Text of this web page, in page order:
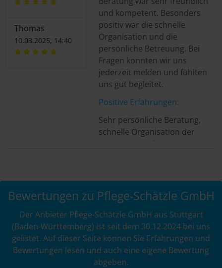
Thomas
10.03.2025, 14:40
und kompetent. Besonders
positiv war die schnelle
Organisation und die
persönliche Betreuung. Bei
Fragen konnten wir uns
jederzeit melden und fühlten
uns gut begleitet.
Positive Erfahrungen:
Sehr persönliche Beratung,
schnelle Organisation der
Betreuung und transparente
fühlten uns gut unterstützt.
Negative Erfahrungen:
Bisher keine negativen
Erfahrungen gemacht.
Bewertungen zu Pflege-Schätzle GmbH
Der Anbieter Pflege-Schätzle GmbH aus Stuttgart
(Baden-Württemberg) ist seit dem 30.12.2024 bei uns
gelistet. Auf dieser Seite können Sie Erfahrungen und
Bewertungen lesen und auch eine eigene Bewertung
abgeben.